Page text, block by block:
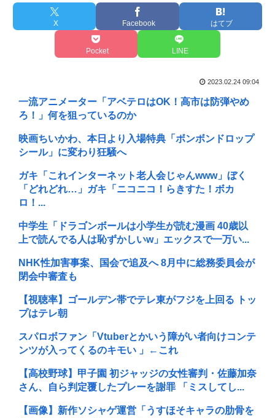
X Facebook はてブ
Pocket LINE
2023.02.24 09:04
一流アニメーター「アベテロはOK！高市は防弾やめ
ろ！」何を狙っているのか
映画ちいかわ、本日より入場特典「ボンボンドロップ
シール」に変わり狂騒へ
ガキ「これインターネット老人会じゃんwww」ぼく
「どれどれ…」ガキ「ニコニコ！らきすた！ボカ
ロ！...
中学生「ドラゴンボールは小学生が読む漫画 40歳以
上で読んでる人は恥ずかしいw」エックスで一万い...
NHK性加害事案、国会で追及へ 8月中に総務委員会が
閉会中審査も
【視聴率】ゴールデン帯でテレ東がフジを上回る トッ
プはテレ朝
スパロボファン「Vtuberとかいう障がい者向けコンテ
ンツが入ってくるのキモい 」←これ
【高校野球】甲子園 初ジャッジの女性審判・佐藤加奈
さん、自ら判定覆したプレーを謝罪 「ミスしてし...
【画像】新作ソシャゲ運営「うすほそキャラの肋骨を